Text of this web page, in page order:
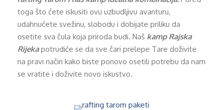
toga što ćete iskusiti ovu uzbudljivu avanturu,
udahnućete svežinu, slobodu i dobijate priliku da
osetite sva čula koja priroda budi. Naš kamp Rajska
Rijekapotrudiće se da sve čari prelepe Tare doživite
na pravi način kako biste ponovo osetili potrebu da nam
se vratite i doživite novo iskustvo.